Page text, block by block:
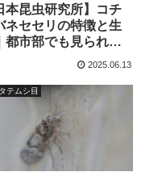
本昆虫研究所】コチ
ネセセリの特徴と生
都市部でも見られる
リチョウの代表格
2025.06.13
テムシ目